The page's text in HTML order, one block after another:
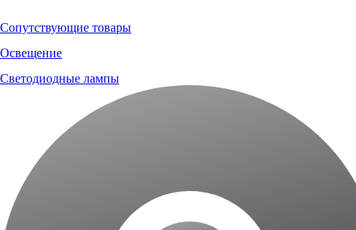
Сопутствующие товары
Освещение
Светодиодные лампы